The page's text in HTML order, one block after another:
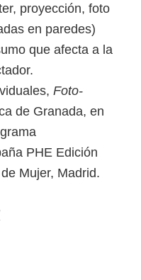
proyección, foto
en paredes)
que afecta a la
Foto-
de Granada, en
PHE Edición
Mujer, Madrid.